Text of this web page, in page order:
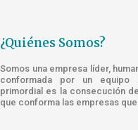
¿Quiénes Somos?
Somos una empresa líder,
conformada por un equipo
primordial es la consecución
que conforma las empresas